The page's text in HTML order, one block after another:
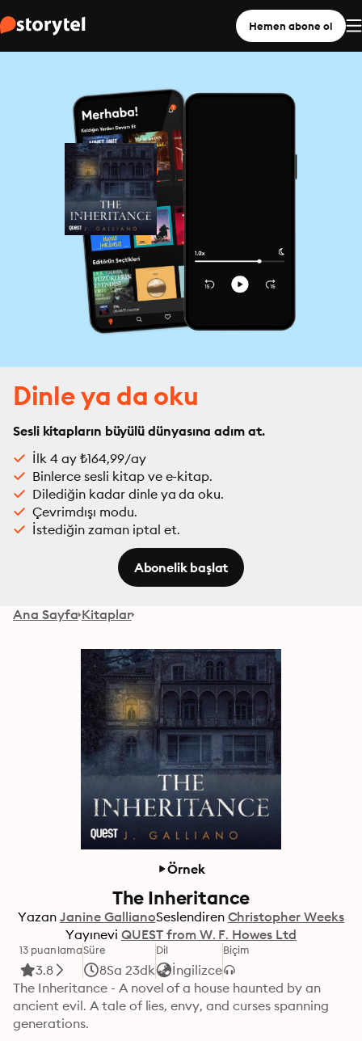
Hemen abone ol
Dinle ya da oku
Sesli kitapların büyülü dünyasına adım at.
İlk 4 ay ₺164,99/ay
Binlerce sesli kitap ve e-kitap.
Dilediğin kadar dinle ya da oku.
Çevrimdışı modu.
İstediğin zaman iptal et.
Abonelik başlat
Ana Sayfa Kitaplar
Örnek
The Inheritance
Yazan Janine GallianoSeslendiren Christopher Weeks
Yayınevi QUEST from W. F. Howes Ltd
13 puanlama
3.8
Süre
8Sa 23dk
Dil
İngilizce
Biçim
The Inheritance - A novel of a house haunted by an
ancient evil. A tale of lies, envy, and curses spanning